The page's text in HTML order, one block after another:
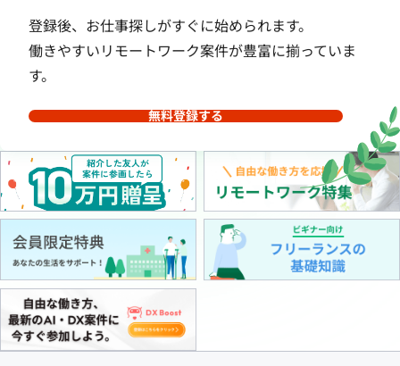
登録後、お仕事探しがすぐに始められます。
働きやすいリモートワーク案件が豊富に揃っていま
す。
無料登録する